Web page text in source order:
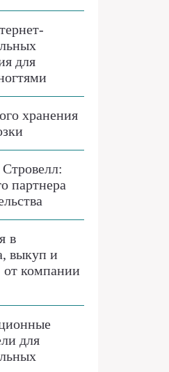
для
хранения
партнера
в
выкуп и
от компании
для